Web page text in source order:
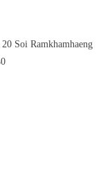
Soi Ramkhamhaeng